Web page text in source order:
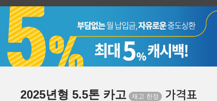
2025년형 5.5톤 카고 가격표